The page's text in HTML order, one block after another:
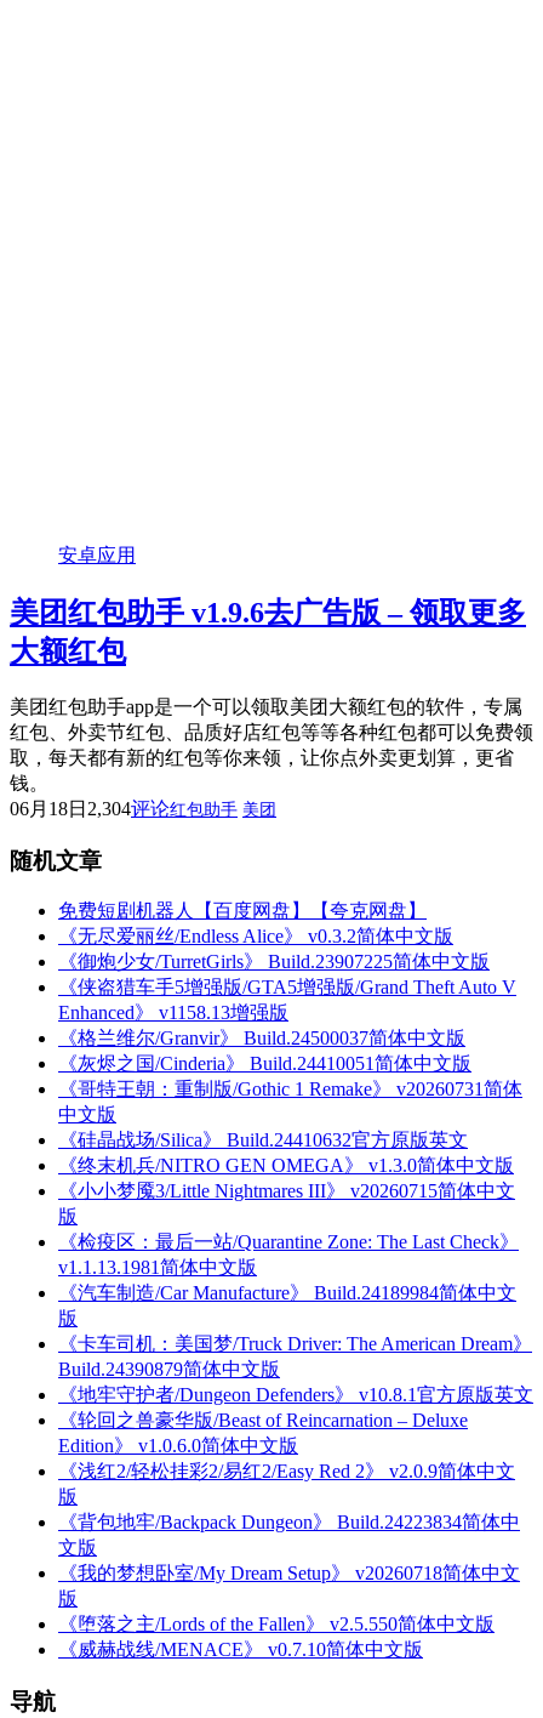
安卓应用
美团红包助手 v1.9.6去广告版 – 领取更多
大额红包
美团红包助手app是一个可以领取美团大额红包的软件，专属
红包、外卖节红包、品质好店红包等等各种红包都可以免费领
取，每天都有新的红包等你来领，让你点外卖更划算，更省
钱。
06月18日 2,304评论红包助手 美团
随机文章
免费短剧机器人【百度网盘】【夸克网盘】
《无尽爱丽丝/Endless Alice》 v0.3.2简体中文版
《御炮少女/TurretGirls》 Build.23907225简体中文版
《侠盗猎车手5增强版/GTA5增强版/Grand Theft Auto V
Enhanced》 v1158.13增强版
《格兰维尔/Granvir》 Build.24500037简体中文版
《灰烬之国/Cinderia》 Build.24410051简体中文版
《哥特王朝：重制版/Gothic 1 Remake》 v20260731简体
中文版
《硅晶战场/Silica》 Build.24410632官方原版英文
《终末机兵/NITRO GEN OMEGA》 v1.3.0简体中文版
《小小梦魇3/Little Nightmares III》 v20260715简体中文
版
《检疫区：最后一站/Quarantine Zone: The Last Check》
v1.1.13.1981简体中文版
《汽车制造/Car Manufacture》 Build.24189984简体中文
版
《卡车司机：美国梦/Truck Driver: The American Dream》
Build.24390879简体中文版
《地牢守护者/Dungeon Defenders》 v10.8.1官方原版英文
《轮回之兽豪华版/Beast of Reincarnation – Deluxe
Edition》 v1.0.6.0简体中文版
《浅红2/轻松挂彩2/易红2/Easy Red 2》 v2.0.9简体中文
版
《背包地牢/Backpack Dungeon》 Build.24223834简体中
文版
《我的梦想卧室/My Dream Setup》 v20260718简体中文
版
《堕落之主/Lords of the Fallen》 v2.5.550简体中文版
《威赫战线/MENACE》 v0.7.10简体中文版
导航